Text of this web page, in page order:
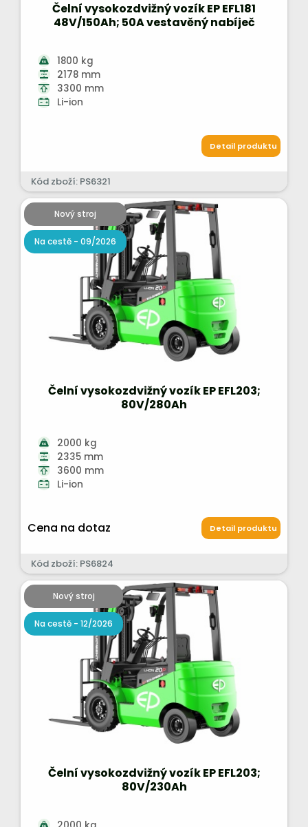
Čelní vysokozdvižný vozík EP EFL181
48V/150Ah; 50A vestavěný nabíječ
1800 kg
2178 mm
3300 mm
Li-ion
Detail produktu
Kód zboží: PS6321
Nový stroj
Na cestě - 09/2026
Čelní vysokozdvižný vozík EP EFL203;
80V/280Ah
2000 kg
2335 mm
3600 mm
Li-ion
Cena na dotaz Detail produktu
Kód zboží: PS6824
Nový stroj
Na cestě - 12/2026
Čelní vysokozdvižný vozík EP EFL203;
80V/230Ah